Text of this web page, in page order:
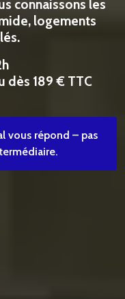
connaissons les
logements
dès 189 € TTC
vous répond – pas